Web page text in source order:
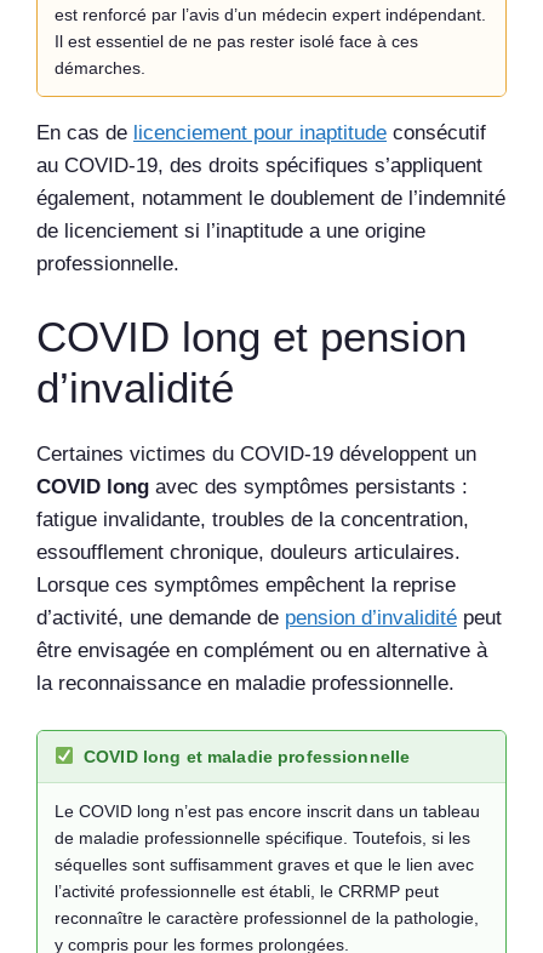
est renforcé par l’avis d’un médecin expert indépendant.
Il est essentiel de ne pas rester isolé face à ces
démarches.
En cas de licenciement pour inaptitude consécutif
au COVID-19, des droits spécifiques s’appliquent
également, notamment le doublement de l’indemnité
de licenciement si l’inaptitude a une origine
professionnelle.
COVID long et pension
d’invalidité
Certaines victimes du COVID-19 développent un
COVID long avec des symptômes persistants :
fatigue invalidante, troubles de la concentration,
essoufflement chronique, douleurs articulaires.
Lorsque ces symptômes empêchent la reprise
d’activité, une demande de pension d’invalidité peut
être envisagée en complément ou en alternative à
la reconnaissance en maladie professionnelle.
COVID long et maladie professionnelle
Le COVID long n’est pas encore inscrit dans un tableau
de maladie professionnelle spécifique. Toutefois, si les
séquelles sont suffisamment graves et que le lien avec
l’activité professionnelle est établi, le CRRMP peut
reconnaître le caractère professionnel de la pathologie,
y compris pour les formes prolongées.